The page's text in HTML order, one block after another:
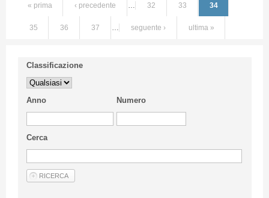
« prima ‹ precedente 32 33 34
35 36 37 … seguente › ultima »
Classificazione
Anno Numero
Cerca